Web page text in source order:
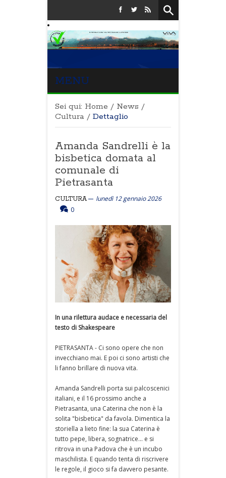
MENU
Sei qui: Home / News /
Cultura / Dettaglio
Amanda Sandrelli è la
bisbetica domata al
comunale di
Pietrasanta
CULTURA
lunedì 12 gennaio 2026
0
In una rilettura audace e necessaria del
testo di Shakespeare
PIETRASANTA - Ci sono opere che non
invecchiano mai. E poi ci sono artisti che
li fanno brillare di nuova vita.
Amanda Sandrelli porta sui palcoscenici
italiani, e il 16 prossimo anche a
Pietrasanta, una Caterina che non è la
solita "bisbetica" da favola. Dimentica la
storiella a lieto fine: la sua Caterina è
tutto pepe, libera, sognatrice... e si
ritrova in una Padova che è un incubo
maschilista. E quando tenta di riscrivere
le regole, il gioco si fa davvero pesante.